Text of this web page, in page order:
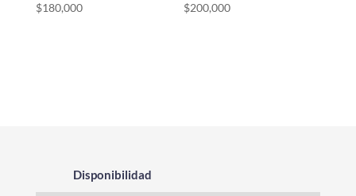
$180,000 $200,000
Disponibilidad